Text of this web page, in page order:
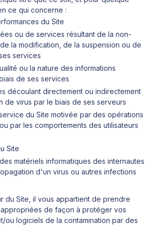
ce qui concerne :
du Site
ou de services résultant de la non-
la modification, de la suspension ou de
services
ou la nature des informations
de ses services
découlant directement ou indirectement
de virus par le biais de ses serveurs
du Site motivée par des opérations
par les comportements des utilisateurs
Site
matériels informatiques des internautes
d'un virus ou autres infections
du Site, il vous appartient de prendre
de façon à protéger vos
ou logiciels de la contamination par des